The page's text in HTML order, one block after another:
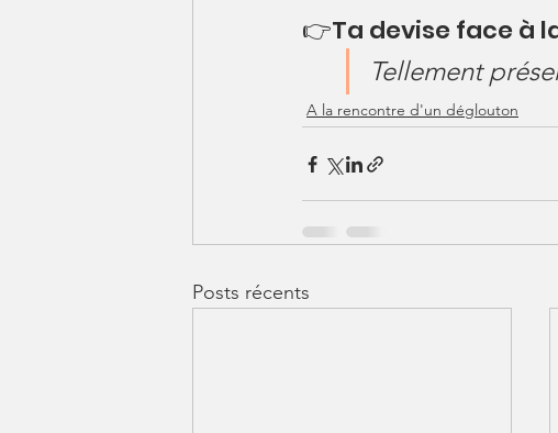
👉Ta devise face à
Tellement
A la rencontre d'un déglouton
Posts récents